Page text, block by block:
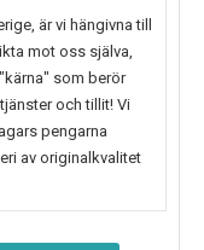
är vi hängivna till
mot oss själva,
som berör
och tillit! Vi
pengarna
av originalkvalitet